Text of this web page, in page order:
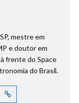
mestre em
e doutor em
frente do Space
do Brasil.